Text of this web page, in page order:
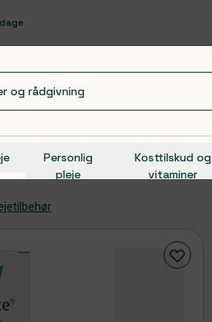
Personlig
pleje
Kosttilskud og
vitaminer